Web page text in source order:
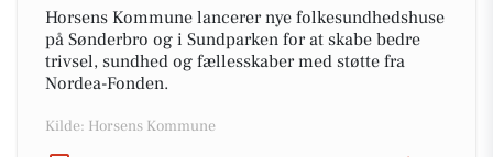
Horsens Kommune lancerer nye folkesundhedshuse
på Sønderbro og i Sundparken for at skabe bedre
trivsel, sundhed og fællesskaber med støtte fra
Nordea-Fonden.
Kilde: Horsens Kommune